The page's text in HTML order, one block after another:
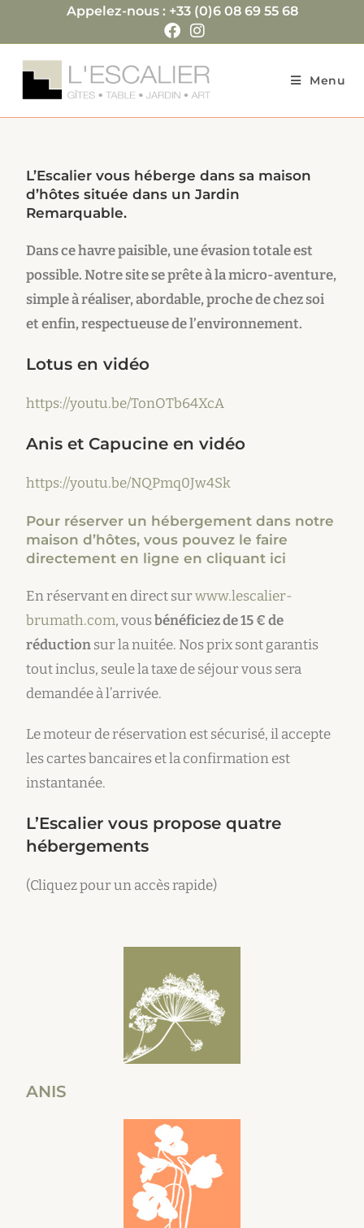
Appelez-nous : +33 (0)6 08 69 55 68
Menu
L’Escalier vous héberge dans sa maison
d’hôtes située dans un Jardin
Remarquable.
Dans ce havre paisible, une évasion totale est
possible. Notre site se prête à la micro-aventure,
simple à réaliser, abordable, proche de chez soi
et enfin, respectueuse de l’environnement.
Lotus en vidéo
https://youtu.be/TonOTb64XcA
Anis et Capucine en vidéo
https://youtu.be/NQPmq0Jw4Sk
Pour réserver un hébergement dans notre
maison d’hôtes, vous pouvez le faire
directement en ligne en cliquant ici
En réservant en direct surwww.lescalier-
brumath.com, vousbénéficiez de 15 € de
réductionsur la nuitée. Nos prix sont garantis
tout inclus, seule la taxe de séjour vous sera
demandée à l’arrivée.
Le moteur de réservation est sécurisé, il accepte
les cartes bancaires et la confirmation est
instantanée.
L’Escalier vous propose quatre
hébergements
(Cliquez pour un accès rapide)
ANIS